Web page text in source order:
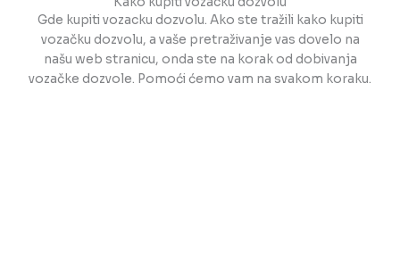
Gde kupiti vozacku dozvolu. Ako ste tražili kako kupiti
vozačku dozvolu, a vaše pretraživanje vas dovelo na
našu web stranicu, onda ste na korak od dobivanja
vozačke dozvole. Pomoći ćemo vam na svakom koraku.